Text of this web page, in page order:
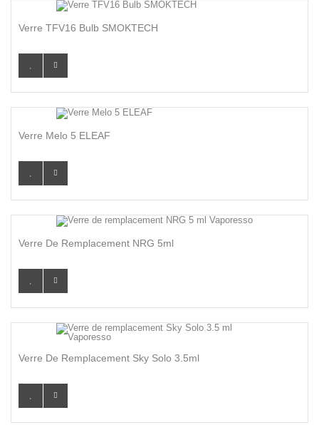
Verre TFV16 Bulb SMOKTECH
Verre Melo 5 ELEAF
Verre De Remplacement NRG 5ml
Verre De Remplacement Sky Solo 3.5ml